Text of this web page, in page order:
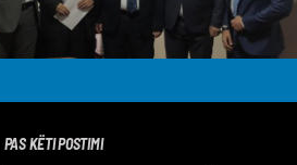
PAS KËTI POSTIMI